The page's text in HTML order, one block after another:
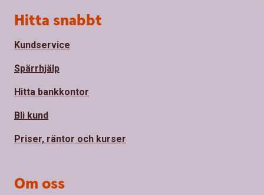
Sidfot
Hitta snabbt
Kundservice
Spärrhjälp
Hitta bankkontor
Bli kund
Priser, räntor och kurser
Om oss